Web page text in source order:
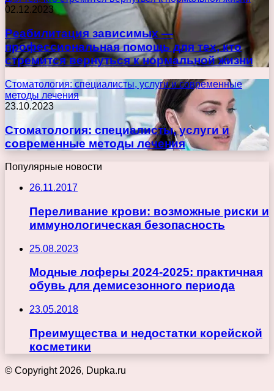
02.12.2023
Реабилитация зависимых —
профессиональная помощь для тех, кто
стремится вернуться к нормальной жизни
Стоматология: специалисты, услуги и современные
методы лечения
23.10.2023
Стоматология: специалисты, услуги и
современные методы лечения
Популярные новости
26.11.2017
Переливание крови: возможные риски и
иммунологическая безопасность
25.08.2023
Модные лоферы 2024-2025: практичная
обувь для демисезонного периода
23.05.2018
Преимущества и недостатки корейской
косметики
© Copyright 2026, Dupka.ru